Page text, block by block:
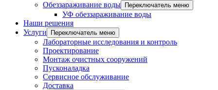
Обеззараживание воды
Переключатель меню
УФ обеззараживание воды
Наши решения
Услуги
Переключатель меню
Лабораторные исследования и контроль
Проектирование
Монтаж очистных сооружений
Пусконаладка
Сервисное обслуживание
Доставка